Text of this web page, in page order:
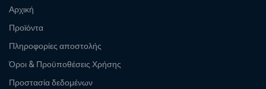
Αρχική
Προϊόντα
Πληροφορίες αποστολής
Όροι & Προϋποθέσεις Χρήσης
Προστασία δεδομένων